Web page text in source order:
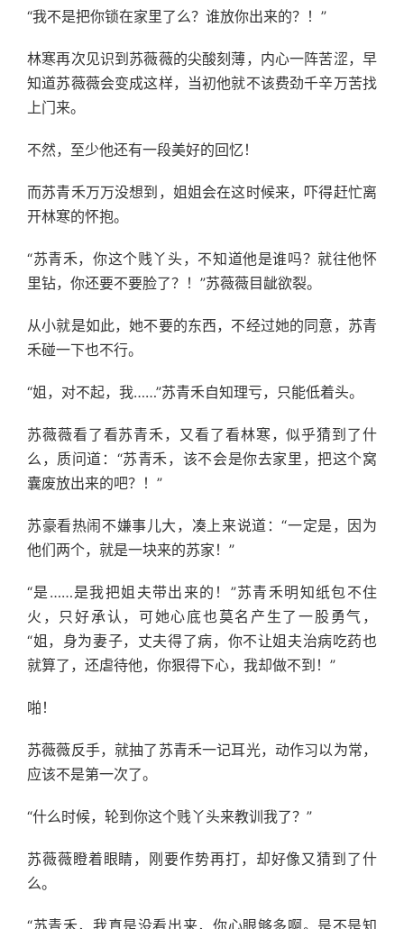
“我不是把你锁在家里了么？谁放你出来的？！”
林寒再次见识到苏薇薇的尖酸刻薄，内心一阵苦涩，早
知道苏薇薇会变成这样，当初他就不该费劲千辛万苦找
上门来。
不然，至少他还有一段美好的回忆！
而苏青禾万万没想到，姐姐会在这时候来，吓得赶忙离
开林寒的怀抱。
“苏青禾，你这个贱丫头，不知道他是谁吗？就往他怀
里钻，你还要不要脸了？！”苏薇薇目龇欲裂。
从小就是如此，她不要的东西，不经过她的同意，苏青
禾碰一下也不行。
“姐，对不起，我……”苏青禾自知理亏，只能低着头。
苏薇薇看了看苏青禾，又看了看林寒，似乎猜到了什
么，质问道：“苏青禾，该不会是你去家里，把这个窝
囊废放出来的吧？！”
苏豪看热闹不嫌事儿大，凑上来说道：“一定是，因为
他们两个，就是一块来的苏家！”
“是……是我把姐夫带出来的！”苏青禾明知纸包不住
火，只好承认，可她心底也莫名产生了一股勇气，
“姐，身为妻子，丈夫得了病，你不让姐夫治病吃药也
就算了，还虐待他，你狠得下心，我却做不到！”
啪！
苏薇薇反手，就抽了苏青禾一记耳光，动作习以为常，
应该不是第一次了。
“什么时候，轮到你这个贱丫头来教训我了？”
苏薇薇瞪着眼睛，刚要作势再打，却好像又猜到了什
么。
“苏青禾，我真是没看出来，你心眼够多啊。是不是知